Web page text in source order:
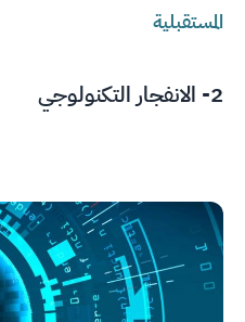
المستقبلية
2- الانفجار التكنولوجي